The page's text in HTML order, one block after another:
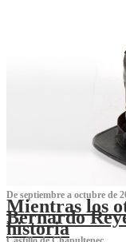
De septiembre a octubre de
Mientras los
Bernardo
historia